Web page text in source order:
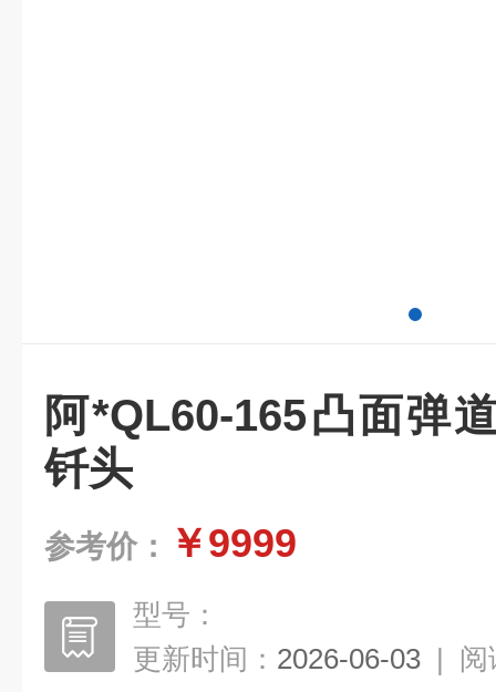
阿*QL60-165凸面弹
钎头
参考价： ￥9999
型号：
更新时间： 2026-06-03 | 阅